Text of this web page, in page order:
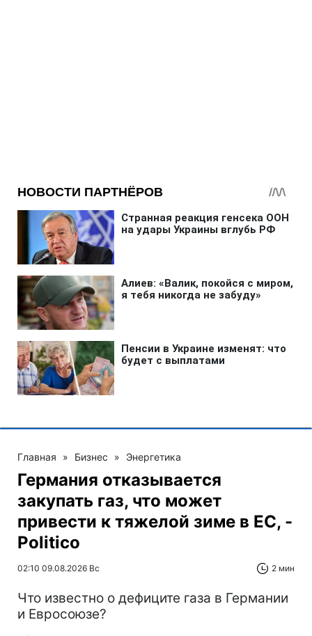
Главная » Бизнес » Энергетика
Германия отказывается
закупать газ, что может
привести к тяжелой зиме в ЕС, -
Politico
02:10 09.08.2026 Вс 2 мин
Что известно о дефиците газа в Германии
и Евросоюзе?